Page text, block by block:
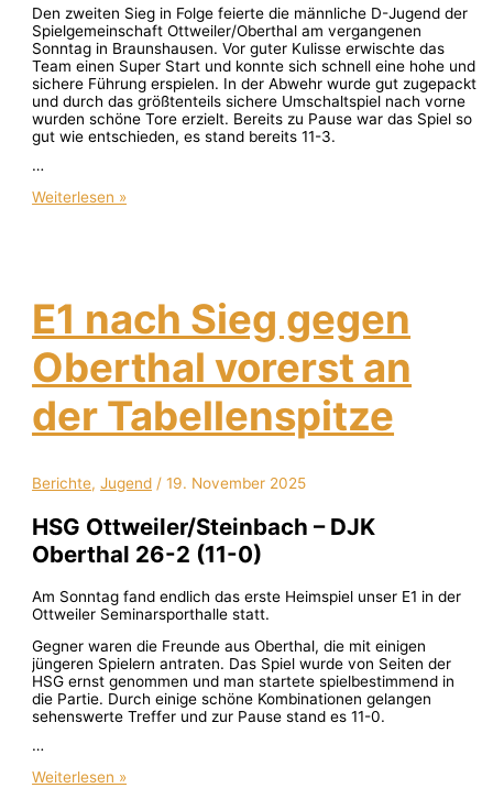
Den zweiten Sieg in Folge feierte die männliche D-Jugend der
Spielgemeinschaft Ottweiler/Oberthal am vergangenen
Sonntag in Braunshausen. Vor guter Kulisse erwischte das
Team einen Super Start und konnte sich schnell eine hohe und
sichere Führung erspielen. In der Abwehr wurde gut zugepackt
und durch das größtenteils sichere Umschaltspiel nach vorne
wurden schöne Tore erzielt. Bereits zu Pause war das Spiel so
gut wie entschieden, es stand bereits 11-3.
…
Weiterlesen »
E1 nach Sieg gegen
Oberthal vorerst an
der Tabellenspitze
Berichte,Jugend /19. November 2025
HSG Ottweiler/Steinbach – DJK
Oberthal 26-2 (11-0)
Am Sonntag fand endlich das erste Heimspiel unser E1 in der
Ottweiler Seminarsporthalle statt.
Gegner waren die Freunde aus Oberthal, die mit einigen
jüngeren Spielern antraten. Das Spiel wurde von Seiten der
HSG ernst genommen und man startete spielbestimmend in
die Partie. Durch einige schöne Kombinationen gelangen
sehenswerte Treffer und zur Pause stand es 11-0.
…
Weiterlesen »